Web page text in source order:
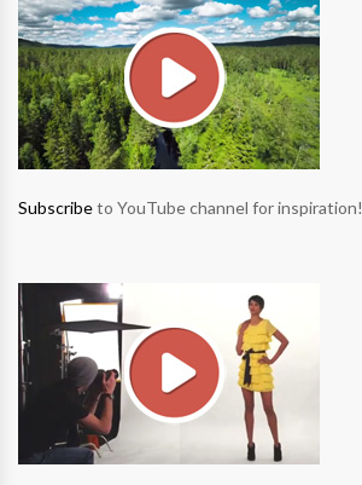
Subscribeto YouTube channel for inspiration!